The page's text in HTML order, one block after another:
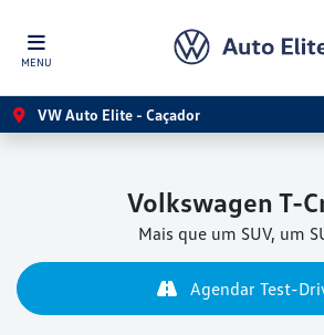
MENU
VW Auto Elite - Caçador
Volkswagen T-
Mais que um SUV, um
Agendar Test-